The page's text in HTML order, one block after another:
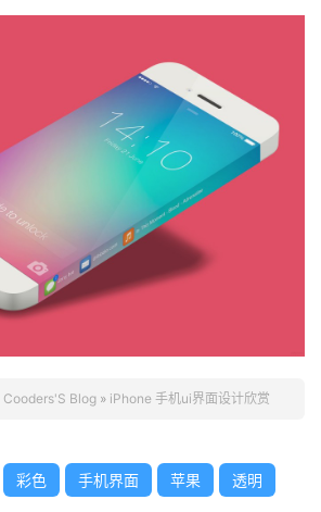
Cooders'S Blog » iPhone 手机ui界面设计欣赏
彩色 手机界面 苹果 透明